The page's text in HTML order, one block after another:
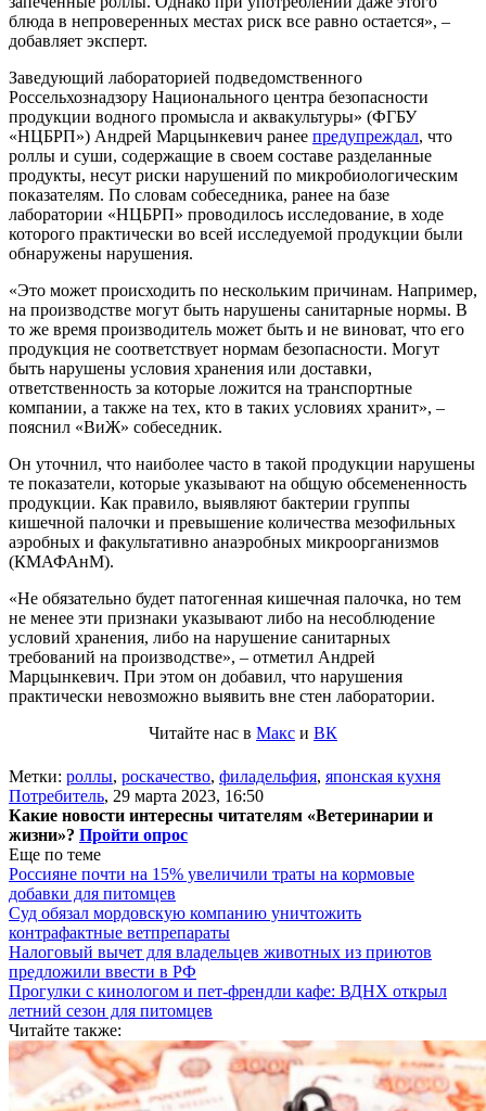
блюда в непроверенных местах риск все равно остается», –
добавляет эксперт.
Заведующий лабораторией подведомственного
Россельхознадзору Национального центра безопасности
продукции водного промысла и аквакультуры» (ФГБУ
«НЦБРП») Андрей Марцынкевич ранее предупреждал, что
роллы и суши, содержащие в своем составе разделанные
продукты, несут риски нарушений по микробиологическим
показателям. По словам собеседника, ранее на базе
лаборатории «НЦБРП» проводилось исследование, в ходе
которого практически во всей исследуемой продукции были
обнаружены нарушения.
«Это может происходить по нескольким причинам. Например,
на производстве могут быть нарушены санитарные нормы. В
то же время производитель может быть и не виноват, что его
продукция не соответствует нормам безопасности. Могут
быть нарушены условия хранения или доставки,
ответственность за которые ложится на транспортные
компании, а также на тех, кто в таких условиях хранит», –
пояснил «ВиЖ» собеседник.
Он уточнил, что наиболее часто в такой продукции нарушены
те показатели, которые указывают на общую обсемененность
продукции. Как правило, выявляют бактерии группы
кишечной палочки и превышение количества мезофильных
аэробных и факультативно анаэробных микроорганизмов
(КМАФАнМ).
«Не обязательно будет патогенная кишечная палочка, но тем
не менее эти признаки указывают либо на несоблюдение
условий хранения, либо на нарушение санитарных
требований на производстве», – отметил Андрей
Марцынкевич. При этом он добавил, что нарушения
практически невозможно выявить вне стен лаборатории.
Читайте нас в Макс и ВК
Метки: роллы, роскачество, филадельфия, японская кухня
Потребитель, 29 марта 2023, 16:50
Какие новости интересны читателям «Ветеринарии и
жизни»? Пройти опрос
Еще по теме
Россияне почти на 15% увеличили траты на кормовые
добавки для питомцев
Суд обязал мордовскую компанию уничтожить
контрафактные ветпрепараты
Налоговый вычет для владельцев животных из приютов
предложили ввести в РФ
Прогулки с кинологом и пет-френдли кафе: ВДНХ открыл
летний сезон для питомцев
Читайте также: